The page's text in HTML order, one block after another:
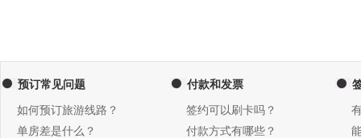
预订常见问题
如何预订旅游线路？
单房差是什么？
付款和发票
签约可以刷卡吗？
付款方式有哪些？